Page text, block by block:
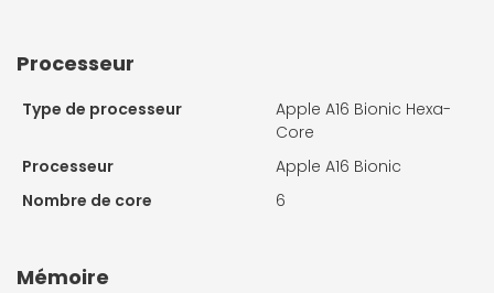
Processeur
Type de processeur
Apple A16 Bionic Hexa-
Core
Processeur
Apple A16 Bionic
Nombre de core
6
Mémoire